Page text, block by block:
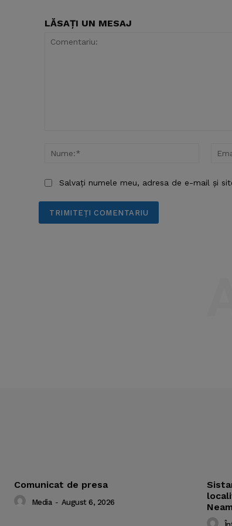
LĂSAȚI UN MESAJ
Nume:*
Salvați numele meu, adresa de e-mail și
Comunicat de presa
Media - August 6, 2026